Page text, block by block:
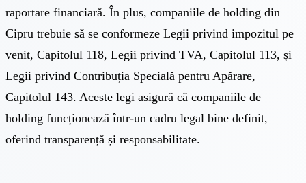
raportare financiară. În plus, companiile de holding din
Cipru trebuie să se conformeze Legii privind impozitul pe
venit, Capitolul 118, Legii privind TVA, Capitolul 113, și
Legii privind Contribuția Specială pentru Apărare,
Capitolul 143. Aceste legi asigură că companiile de
holding funcționează într-un cadru legal bine definit,
oferind transparență și responsabilitate.